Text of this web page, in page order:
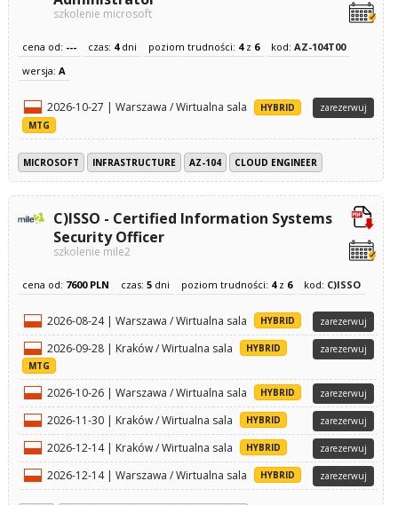
szkolenie microsoft
cena od: --- czas: 4dni poziom trudności: 4z 6 kod: AZ-104T00
wersja: A
2026-10-27 | Warszawa / Wirtualna sala
HYBRID
MTG
zarezerwuj
MICROSOFT INFRASTRUCTURE AZ-104 CLOUD ENGINEER
C)ISSO - Certified Information Systems
Security Officer
szkolenie mile2
cena od: 7600 PLN czas: 5dni poziom trudności: 4z 6 kod: C)ISSO
2026-08-24 | Warszawa / Wirtualna sala HYBRID zarezerwuj
2026-09-28 | Kraków / Wirtualna sala
HYBRID
MTG
zarezerwuj
2026-10-26 | Warszawa / Wirtualna sala HYBRID zarezerwuj
2026-11-30 | Kraków / Wirtualna sala HYBRID zarezerwuj
2026-12-14 | Kraków / Wirtualna sala HYBRID zarezerwuj
2026-12-14 | Warszawa / Wirtualna sala HYBRID zarezerwuj